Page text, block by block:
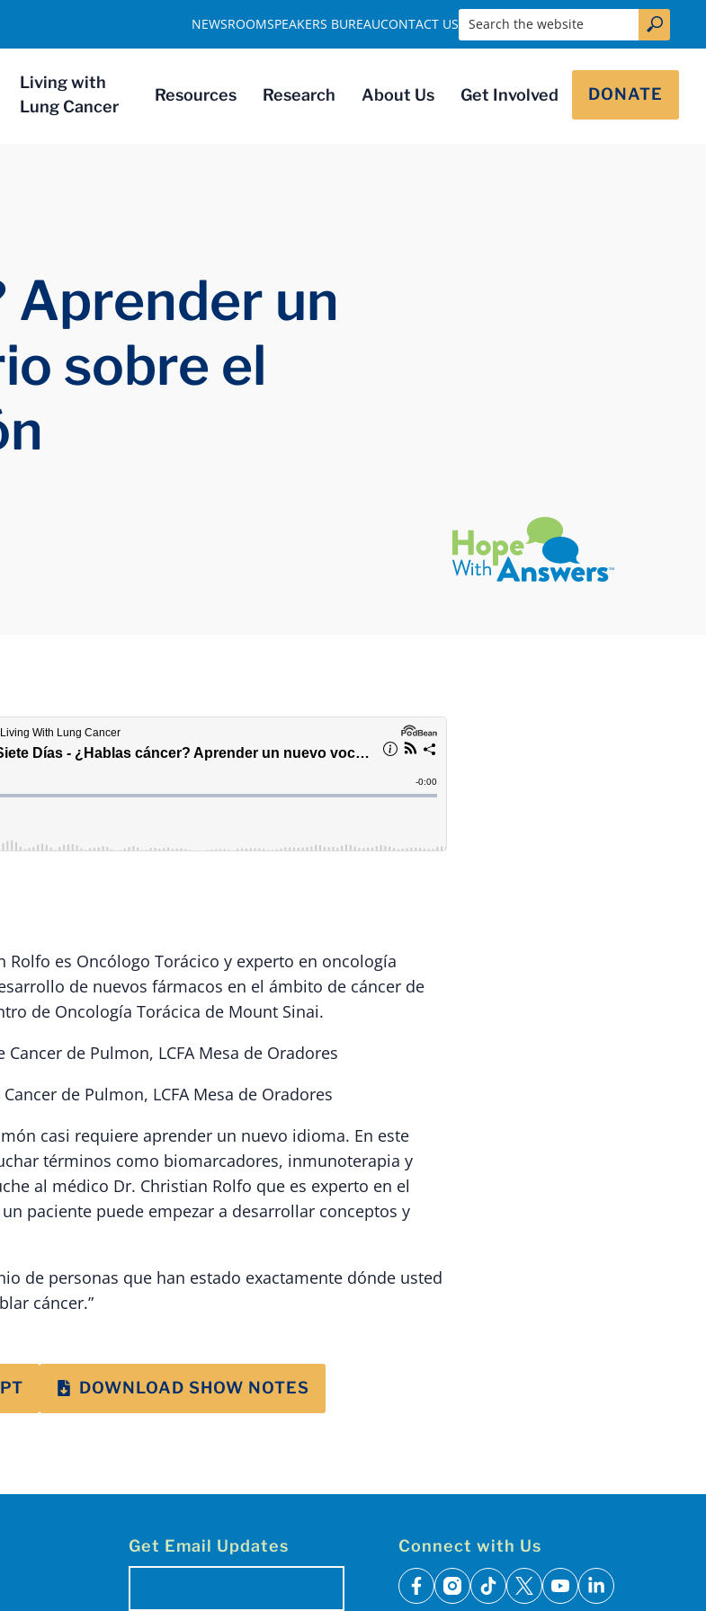
Living with
Lung Cancer
Resources Research About Us Get Involved DONATE
NEWSROOMSPEAKERS BUREAUCONTACT US Search the website
Aprender un
sobre el
Hope with Answers
Rolfo es Oncólogo Torácico y experto en oncología
de nuevos fármacos en el ámbito de cáncer de
de Oncología Torácica de Mount Sinai.
de Pulmon, LCFA Mesa de Oradores
de Pulmon, LCFA Mesa de Oradores
casi requiere aprender un nuevo idioma. En este
términos como biomarcadores, inmunoterapia y
al médico Dr. Christian Rolfo que es experto en el
paciente puede empezar a desarrollar conceptos y
de personas que han estado exactamente dónde usted
cáncer.”
DOWNLOAD SHOW NOTES
Get Email Updates Connect with Us
facebook
instagram
tiktok
x youtubelinkedin